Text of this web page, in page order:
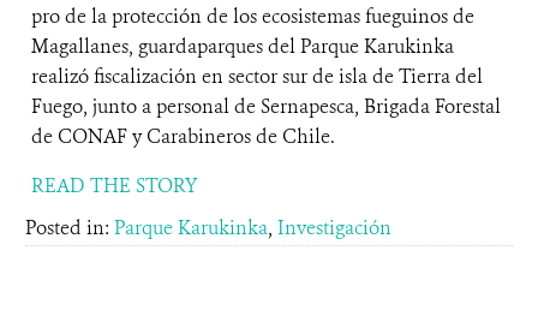
pro de la protección de los ecosistemas fueguinos de
Magallanes, guardaparques del Parque Karukinka
realizó fiscalización en sector sur de isla de Tierra del
Fuego, junto a personal de Sernapesca, Brigada Forestal
de CONAF y Carabineros de Chile.
READ THE STORY
Posted in: Parque Karukinka, Investigación